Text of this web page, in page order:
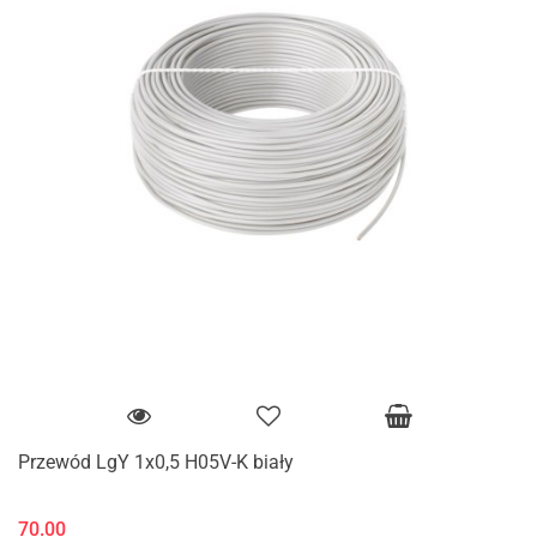
Przewód LgY 1x0,5 H05V-K biały
70.00